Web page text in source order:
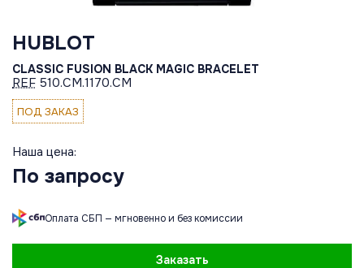
HUBLOT
CLASSIC FUSION BLACK MAGIC BRACELET
REF 510.CM.1170.CM
ПОД ЗАКАЗ
Наша цена:
По запросу
Оплата СБП — мгновенно и без комиссии
Заказать